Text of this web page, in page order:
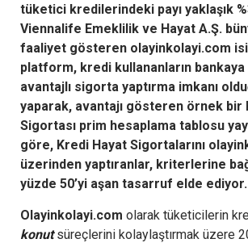
tüketici kredilerindeki payı yaklaşık
Viennalife Emeklilik ve Hayat A.Ş.
faaliyet gösteren olayinkolayi.com
platform, kredi kullananların
avantajlı sigorta yaptırma imkanı
yaparak, avantajı gösteren örnek bir
Sigortası prim hesaplama tablosu
göre, Kredi Hayat Sigortalarını
üzerinden yaptıranlar, kriterlerine
yüzde 50’yi aşan tasarruf elde ediyor.
Olayinkolayi.com olarak tüketicilerin
konutsüreçlerini kolaylaştırmak üzere